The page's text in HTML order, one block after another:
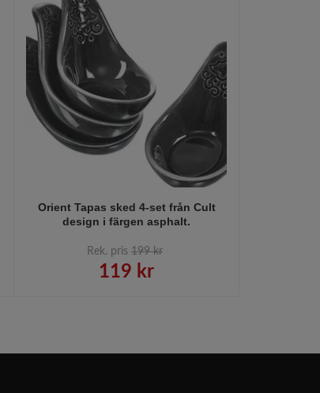
Orient Tapas sked 4-set från Cult
design i färgen asphalt.
Rek. pris 199 kr
119 kr